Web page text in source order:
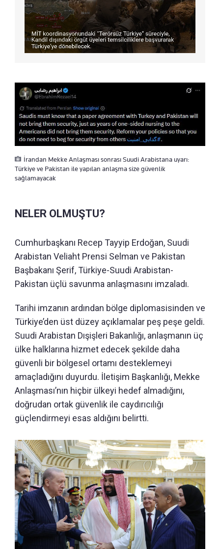
İrandan Mekke Anlaşması sonrası Suudi Arabistana uyarı:
Türkiye ve Pakistan ile yapılan anlaşma size güvenlik
sağlamayacak
NELER OLMUŞTU?
Cumhurbaşkanı Recep Tayyip Erdoğan, Suudi
Arabistan Veliaht Prensi Selman ve Pakistan
Başbakanı Şerif, Türkiye-Suudi Arabistan-
Pakistan üçlü savunma anlaşmasını imzaladı.
Tarihi imzanın ardından bölge diplomasisinden ve
Türkiye’den üst düzey açıklamalar peş peşe geldi.
Suudi Arabistan Dışişleri Bakanlığı, anlaşmanın üç
ülke halklarına hizmet edecek şekilde daha
güvenli bir bölgesel ortamı desteklemeyi
amaçladığını duyurdu. İletişim Başkanlığı, Mekke
Anlaşması’nın hiçbir ülkeyi hedef almadığını,
doğrudan ortak güvenlik ile caydırıcılığı
güçlendirmeyi esas aldığını belirtti.